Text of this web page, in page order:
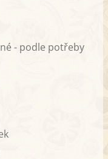
- podle potřeby